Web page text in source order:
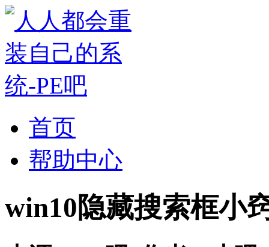
首页
帮助中心
win10隐藏搜索框小